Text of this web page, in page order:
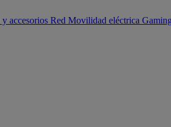
accesorios Red Movilidad eléctrica